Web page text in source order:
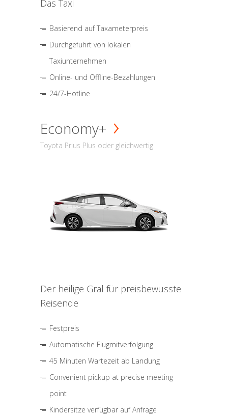
Das Taxi
Basierend auf Taxameterpreis
Durchgeführt von lokalen
Taxiunternehmen
Online- und Offline-Bezahlungen
24/7-Hotline
Economy+
Toyota Prius Plus oder gleichwertig
Der heilige Gral für preisbewusste
Reisende
Festpreis
Automatische Flugmitverfolgung
45 Minuten Wartezeit ab Landung
Convenient pickup at precise meeting
point
Kindersitze verfügbar auf Anfrage